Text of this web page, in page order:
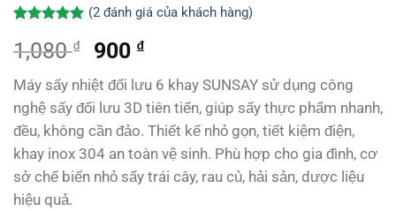
dựa trên
đánh giá
(2đánh giá của khách hàng)
1,080₫
Giá
gốc
là:
1,080 ₫.
900 ₫Giá
hiện
tại
là:
900 ₫.
Máy sấy nhiệt đối lưu 6 khay SUNSAY sử dụng công
nghệ sấy đối lưu 3D tiên tiến, giúp sấy thực phẩm nhanh,
đều, không cần đảo. Thiết kế nhỏ gọn, tiết kiệm điện,
khay inox 304 an toàn vệ sinh. Phù hợp cho gia đình, cơ
sở chế biến nhỏ sấy trái cây, rau củ, hải sản, dược liệu
hiệu quả.